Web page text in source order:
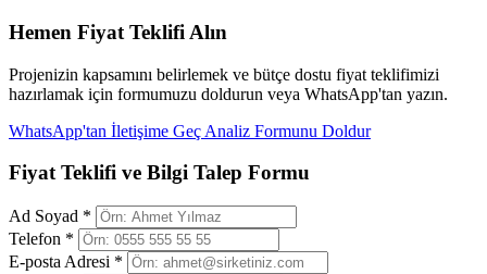
Hemen Fiyat Teklifi Alın
Projenizin kapsamını belirlemek ve bütçe dostu fiyat teklifimizi
hazırlamak için formumuzu doldurun veya WhatsApp'tan yazın.
WhatsApp'tan İletişime Geç Analiz Formunu Doldur
Fiyat Teklifi ve Bilgi Talep Formu
Ad Soyad *
Telefon *
E-posta Adresi *